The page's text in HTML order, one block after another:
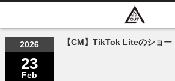
2026
23
Feb
【CM】TikTok Liteのショ